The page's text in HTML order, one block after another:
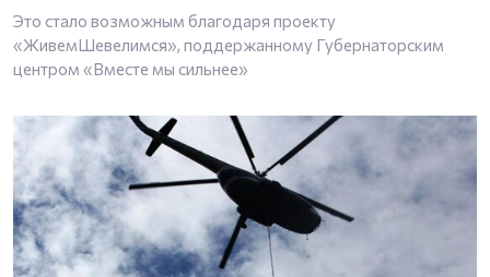
Это стало возможным благодаря проекту
«ЖивемШевелимся», поддержанному Губернаторским
центром «Вместе мы сильнее»